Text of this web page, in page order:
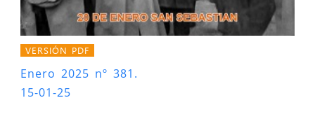
VERSIÓN PDF
Enero 2025 nº 381.
15-01-25